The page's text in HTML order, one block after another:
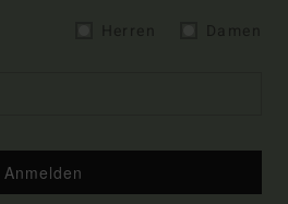
Anmelden